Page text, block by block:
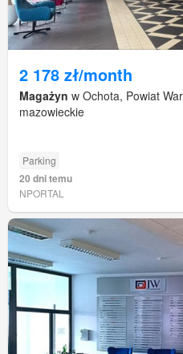
2 178 zł/month
Magażyn w Ochota, Powiat
mazowieckie
Parking
20 dni temu
NPORTAL